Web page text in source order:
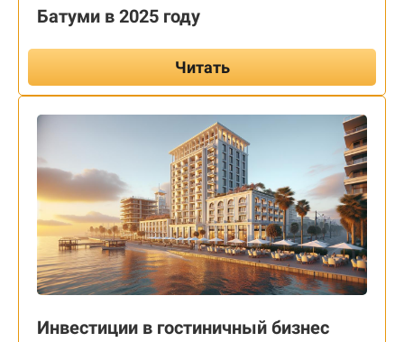
Батуми в 2025 году
Читать
Инвестиции в гостиничный бизнес